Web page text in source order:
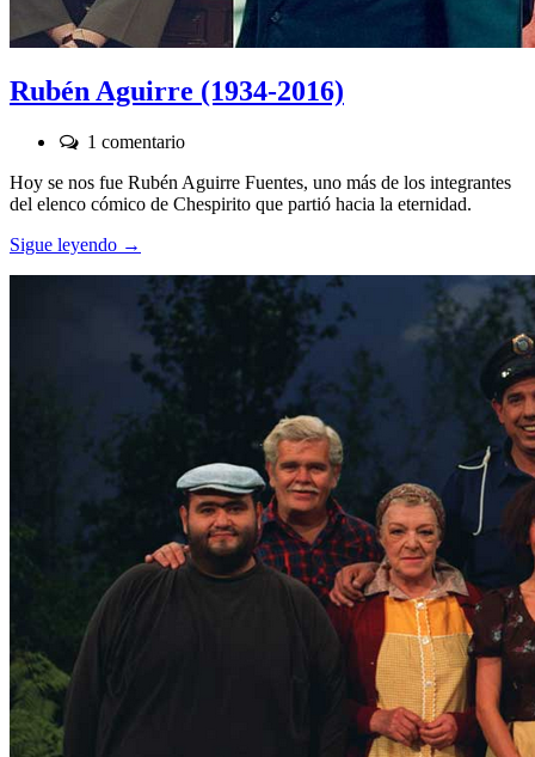
Rubén Aguirre (1934-2016)
Comentarios:
1 comentario
Hoy se nos fue Rubén Aguirre Fuentes, uno más de los integrantes
del elenco cómico de Chespirito que partió hacia la eternidad.
Sigue leyendo →